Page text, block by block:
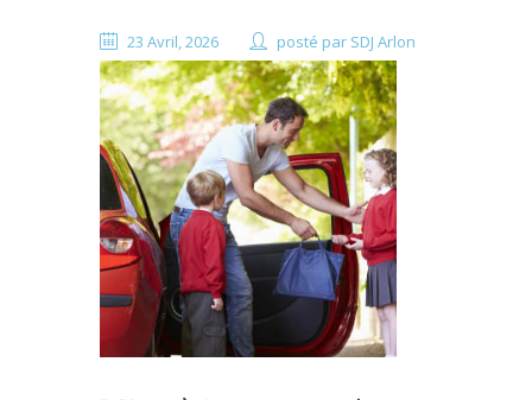
23 Avril, 2026 posté par SDJ Arlon